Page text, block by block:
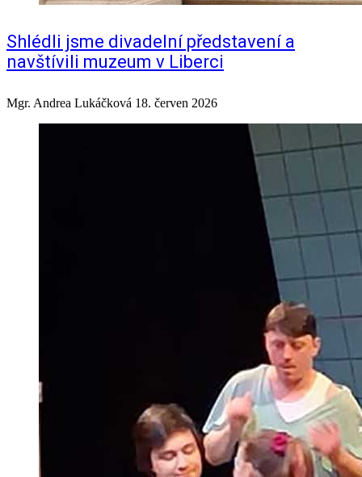
Shlédli jsme divadelní představení a
navštívili muzeum v Liberci
Mgr. Andrea Lukáčková 18. červen 2026